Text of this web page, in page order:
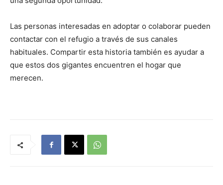
Las personas interesadas en adoptar o colaborar pueden
contactar con el refugio a través de sus canales
habituales. Compartir esta historia también es ayudar a
que estos dos gigantes encuentren el hogar que
merecen.